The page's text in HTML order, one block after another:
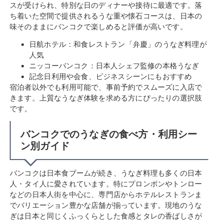
スが受けられ、特別な日のディナーや接待に最適です。落
ち着いた空間で提供されるうな重や懐石コースは、日本の
味そのままにバンコクで楽しめると評価が高いです。
日航ホテル：和食レストラン「弁慶」のうなぎ料理が
人気
ニッコーバンコク：日本人シェフ監修の本格うなぎ
記念日利用や会食、ビジネスシーンにもおすすめ
宿泊者以外でも利用可能で、事前予約でスムーズに入店で
きます。上質なうなぎ体験を求める方にぴったりの選択肢
です。
バンコクでのうなぎの食べ方・利用シー
ン別ガイド
バンコクは日本食ブームが続き、うなぎ料理も多くの日本
人・タイ人に愛されています。特にプロンポンやトンロー
などの日本人街を中心に、専門店からホテルレストランま
でバリエーション豊かな店舗が揃っています。現地のうな
ぎは日本と同じくふっくらとした食感とタレの香ばしさが